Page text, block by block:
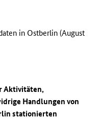
in Ostberlin (August
Aktivitäten,
Handlungen von
stationierten